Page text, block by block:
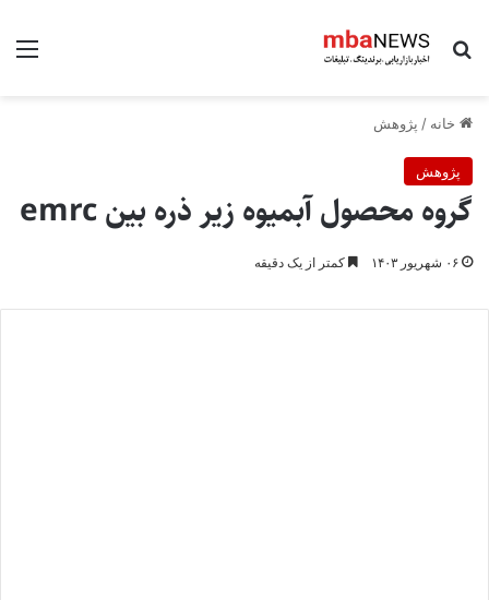
جستجو برای
خانه / پژوهش
پژوهش
گروه محصول آبمیوه زیر ذره بین emrc
۰۶ شهریور ۱۴۰۳ کمتر از یک دقیقه